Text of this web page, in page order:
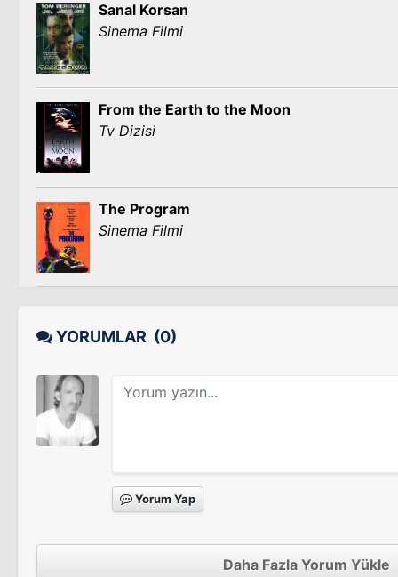
Sanal Korsan
Sinema Filmi
From the Earth to the Moon
Tv Dizisi
The Program
Sinema Filmi
YORUMLAR (0)
Yorum Yap
Daha Fazla Yorum Yükle